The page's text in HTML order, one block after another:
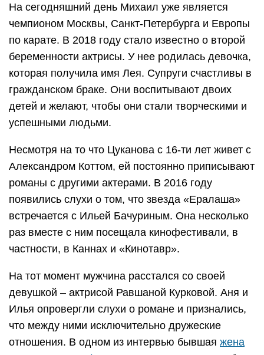
На сегодняшний день Михаил уже является
чемпионом Москвы, Санкт-Петербурга и Европы
по карате. В 2018 году стало известно о второй
беременности актрисы. У нее родилась девочка,
которая получила имя Лея. Супруги счастливы в
гражданском браке. Они воспитывают двоих
детей и желают, чтобы они стали творческими и
успешными людьми.
Несмотря на то что Цуканова с 16-ти лет живет с
Александром Коттом, ей постоянно приписывают
романы с другими актерами. В 2016 году
появились слухи о том, что звезда «Ералаша»
встречается с Ильей Бачуриным. Она несколько
раз вместе с ним посещала кинофестивали, в
частности, в Каннах и «Кинотавр».
На тот момент мужчина расстался со своей
девушкой – актрисой Равшаной Курковой. Аня и
Илья опровергли слухи о романе и признались,
что между ними исключительно дружеские
отношения. В одном из интервью бывшая жена